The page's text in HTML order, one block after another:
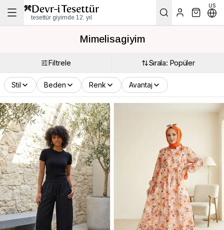
tesettür giyimde 12. yıl
US
Mimelisagiyim
Filtrele Sırala: Popüler
Stil Beden Renk Avantaj